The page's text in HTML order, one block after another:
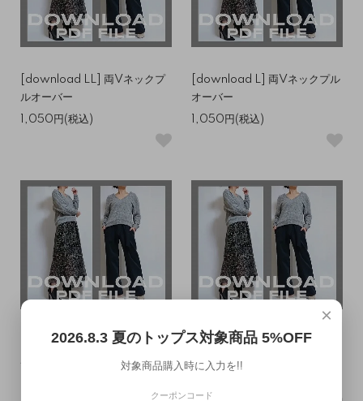
[download LL] 両Vネックプ
ルオーバー
1,050円(税込)
[download L] 両Vネックプル
オーバー
1,050円(税込)
[download M] 両Vネックプ
[download S] 両Vネックプル
オーバー
×
2026.8.3 夏のトップス対象商品 5%OFF
対象商品購入時に入力を!!
クーポンコード